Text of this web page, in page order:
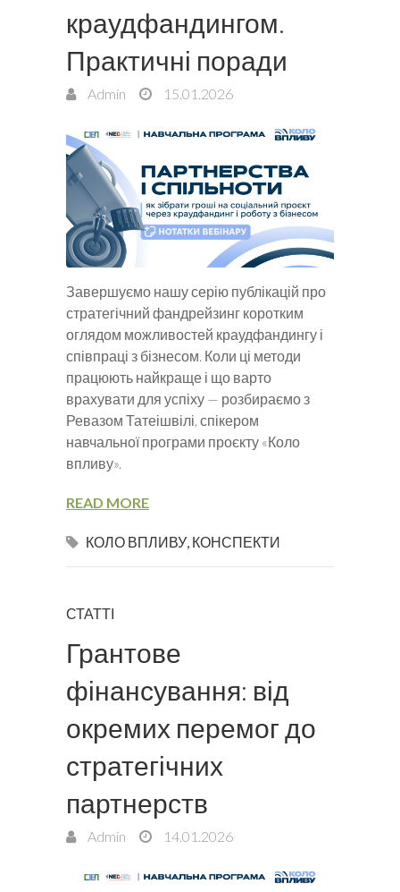
краудфандингом.
Практичні поради
Admin 15.01.2026
Завершуємо нашу серію публікацій про
стратегічний фандрейзинг коротким
оглядом можливостей краудфандингу і
співпраці з бізнесом. Коли ці методи
працюють найкраще і що варто
врахувати для успіху — розбираємо з
Ревазом Татеішвілі, спікером
навчальної програми проєкту «Коло
впливу».
READ MORE
КОЛО ВПЛИВУ КОНСПЕКТИ
СТАТТІ
Грантове
фінансування: від
окремих перемог до
стратегічних
партнерств​
Admin 14.01.2026